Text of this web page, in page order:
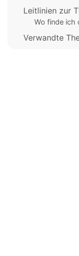
Leitlinien zur
Wo finde ich
Verwandte